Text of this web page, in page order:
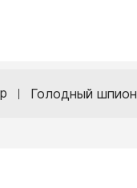
Голодный шпион